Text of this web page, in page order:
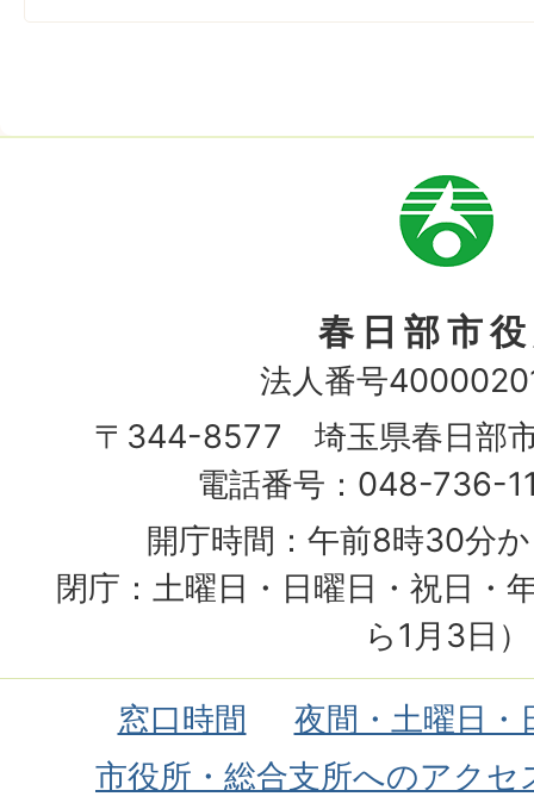
市
章
春日部市
法人番号
〒344-8577 埼玉県春日部
電話番号：048-736-
開庁時間：午前8時30分
閉庁：土曜日・日曜日・祝日・
ら1月3日）
窓口時間
夜間・土曜日・
市役所・総合支所へのアクセ